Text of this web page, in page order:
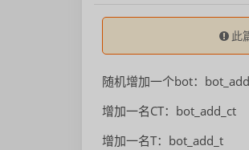
此
随机增加一个bot：bot_add
增加一名CT：bot_add_ct
增加一名T：bot_add_t